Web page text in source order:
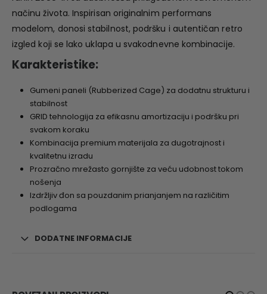
načinu života. Inspirisan originalnim performans
modelom, donosi stabilnost, podršku i autentičan retro
izgled koji se lako uklapa u svakodnevne kombinacije.
Karakteristike:
Gumeni paneli (Rubberized Cage) za dodatnu strukturu i
stabilnost
GRID tehnologija za efikasnu amortizaciju i podršku pri
svakom koraku
Kombinacija premium materijala za dugotrajnost i
kvalitetnu izradu
Prozračno mrežasto gornjište za veću udobnost tokom
nošenja
Izdržljiv đon sa pouzdanim prianjanjem na različitim
podlogama
DODATNE INFORMACIJE